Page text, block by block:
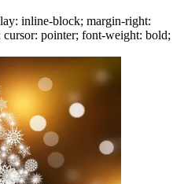
inline-block; margin-right:
pointer; font-weight: bold;